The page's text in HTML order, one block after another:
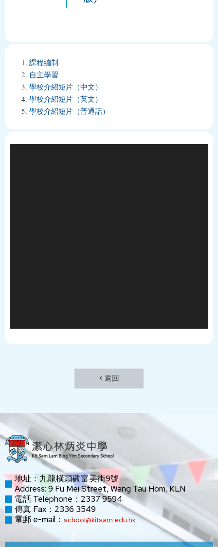
課程編制
自主學習
學校介紹短片（中文）
學校介紹短片（英文）
學校介紹短片（普通話）
< 返回
地址：九龍橫頭磡富美街9號
Address: 9 Fu Mei Street, Wang Tau Hom, KLN
電話 Telephone：2337 9594
傳真 Fax：2336 3549
電郵 e-mail： school@kitsam.edu.hk